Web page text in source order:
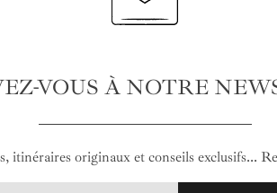
VOUS À NOTRE
itinéraires originaux et conseils exclusifs...